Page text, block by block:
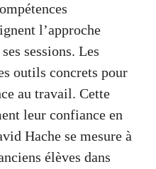
l’approche
sessions. Les
outils concrets pour
au travail. Cette
leur confiance en
Hache se mesure à
élèves dans